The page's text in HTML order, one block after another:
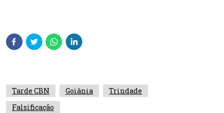
Tarde CBN Goiânia
Trindade
Falsificação